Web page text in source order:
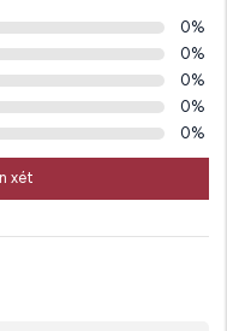
0%
0%
0%
0%
0%
xét